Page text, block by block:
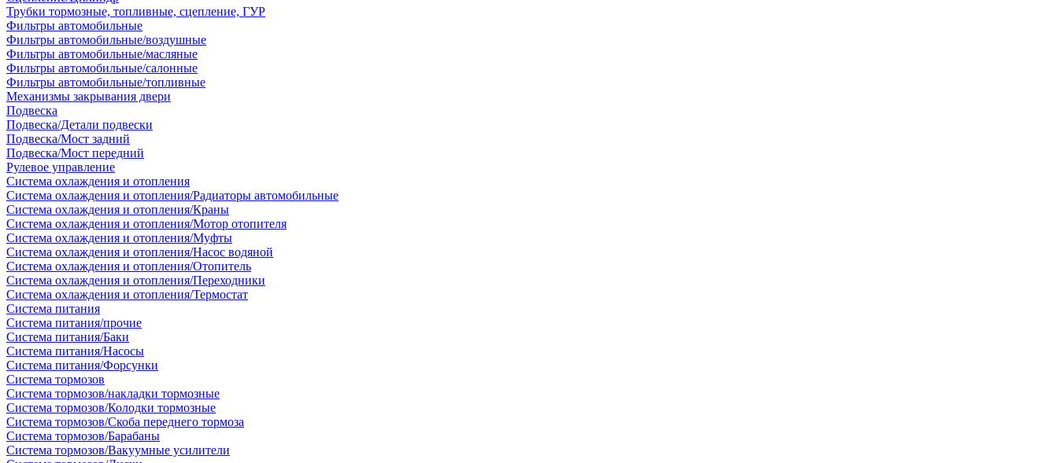
Трубки тормозные, топливные, сцепление, ГУР
Фильтры автомобильные
Фильтры автомобильные/воздушные
Фильтры автомобильные/масляные
Фильтры автомобильные/салонные
Фильтры автомобильные/топливные
Механизмы закрывания двери
Подвеска
Подвеска/Детали подвески
Подвеска/Мост задний
Подвеска/Мост передний
Рулевое управление
Система охлаждения и отопления
Система охлаждения и отопления/Радиаторы автомобильные
Система охлаждения и отопления/Краны
Система охлаждения и отопления/Мотор отопителя
Система охлаждения и отопления/Муфты
Система охлаждения и отопления/Насос водяной
Система охлаждения и отопления/Отопитель
Система охлаждения и отопления/Переходники
Система охлаждения и отопления/Термостат
Система питания
Система питания/прочие
Система питания/Баки
Система питания/Насосы
Система питания/Форсунки
Система тормозов
Система тормозов/накладки тормозные
Система тормозов/Колодки тормозные
Система тормозов/Скоба переднего тормоза
Система тормозов/Барабаны
Система тормозов/Вакуумные усилители